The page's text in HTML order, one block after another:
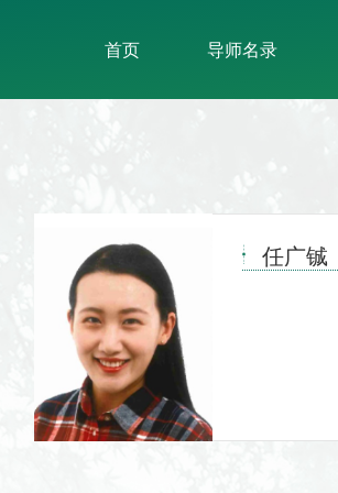
首页 导师名录
任广铖